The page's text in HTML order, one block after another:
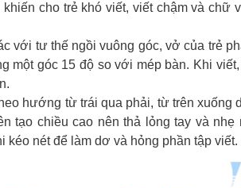
cho trẻ khó viết, viết chậm và chữ
với tư thế ngồi vuông góc, vở của trẻ
một góc 15 độ so với mép bàn. Khi
hướng từ trái qua phải, từ trên xuống
tạo chiều cao nên thả lỏng tay và nhẹ
kéo nét để làm dơ và hỏng phần tập viết.